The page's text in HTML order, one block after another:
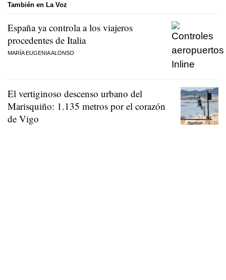
También en La Voz
España ya controla a los viajeros
procedentes de Italia
MARÍA EUGENIA ALONSO
El vertiginoso descenso urbano del
Marisquiño: 1.135 metros por el corazón
de Vigo